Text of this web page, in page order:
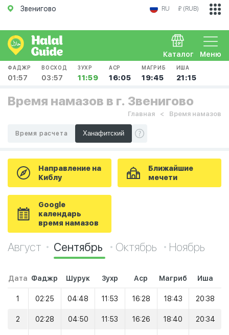
Звенигово RU ₽ (RUB)
Меню
Каталог
ФАДЖР
01:57
ВОСХОД
03:57
ЗУХР
11:59
АСР
16:05
МАГРИБ
19:45
ИША
21:15
Время намазов в г. Звенигово
Главная Время намазов
Время расчета
Направление на
Киблу
Ближайшие
мечети
Google
календарь
время намазов
Август Сентябрь Октябрь Ноябрь
Дата Фаджр Шурук Зухр Аср Магриб Иша
1 02:25 04:48 11:53 16:28 18:43 20:38
2 02:28 04:50 11:53 16:26 18:40 20:34